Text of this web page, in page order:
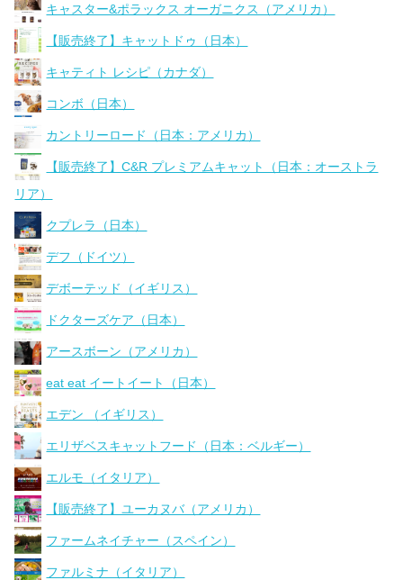
キャスター&ポラックス オーガニクス（アメリカ）
【販売終了】キャットドゥ（日本）
キャティト レシピ（カナダ）
コンボ（日本）
カントリーロード（日本：アメリカ）
【販売終了】C&R プレミアムキャット（日本：オーストラ
リア）
クプレラ（日本）
デフ（ドイツ）
デボーテッド（イギリス）
ドクターズケア（日本）
アースボーン（アメリカ）
eat eat イートイート（日本）
エデン （イギリス）
エリザベスキャットフード（日本：ベルギー）
エルモ（イタリア）
【販売終了】ユーカヌバ（アメリカ）
ファームネイチャー（スペイン）
ファルミナ（イタリア）